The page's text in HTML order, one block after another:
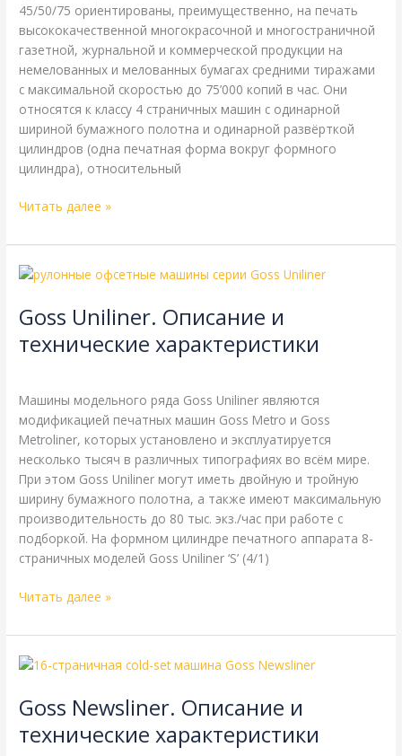
45/50/75 ориентированы, преимущественно, на печать
высококачественной многокрасочной и многостраничной
газетной, журнальной и коммерческой продукции на
немелованных и мелованных бумагах средними тиражами
с максимальной скоростью до 75’000 копий в час. Они
относятся к классу 4 страничных машин с одинарной
шириной бумажного полотна и одинарной развёрткой
цилиндров (одна печатная форма вокруг формного
цилиндра), относительный
Читать далее »
Goss Uniliner. Описание и
технические характеристики
Машины модельного ряда Goss Uniliner являются
модификацией печатных машин Goss Metro и Goss
Metroliner, которых установлено и эксплуатируется
несколько тысяч в различных типографиях во всём мире.
При этом Goss Uniliner могут иметь двойную и тройную
ширину бумажного полотна, а также имеют максимальную
производительность до 80 тыс. экз./час при работе с
подборкой. На формном цилиндре печатного аппарата 8-
страничных моделей Goss Uniliner ‘S’ (4/1)
Goss
Описание
технические
Читать далее »
Goss Newsliner. Описание и
технические характеристики
Goss
Описание
технические